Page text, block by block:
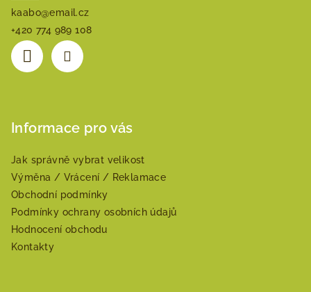
kaabo@email.cz
+420 774 989 108
Informace pro vás
Jak správně vybrat velikost
Výměna / Vrácení / Reklamace
Obchodní podmínky
Podmínky ochrany osobních údajů
Hodnocení obchodu
Kontakty